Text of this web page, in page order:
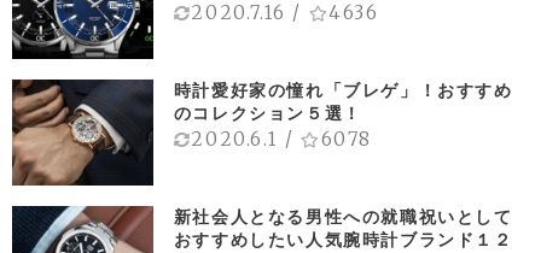
2020.7.16 / 4636
時計愛好家の憧れ「ブレゲ」！おすすめ
のコレクション５選！
2020.6.1 / 6078
新社会人となる男性への就職祝いとして
おすすめしたい人気腕時計ブランド１２